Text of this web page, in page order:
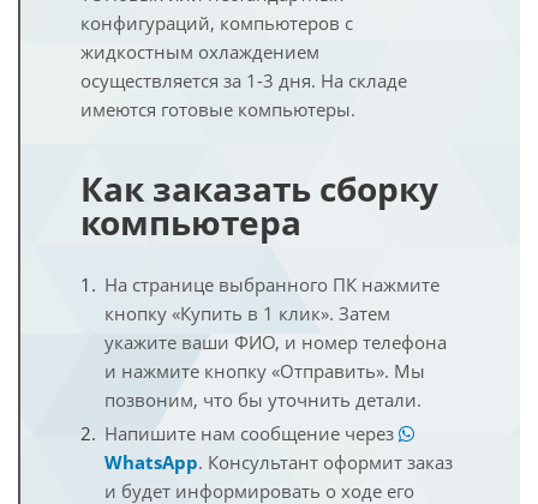
конфигураций, компьютеров с
жидкостным охлаждением
осуществляется за 1-3 дня. На складе
имеются готовые компьютеры.
Как заказать сборку
компьютера
На странице выбранного ПК нажмите
кнопку «Купить в 1 клик». Затем
укажите ваши ФИО, и номер телефона
и нажмите кнопку «Отправить». Мы
позвоним, что бы уточнить детали.
Напишите нам сообщение через
WhatsApp. Консультант оформит заказ
и будет информировать о ходе его